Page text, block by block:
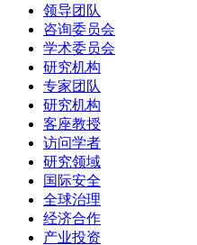
领导团队
咨询委员会
学术委员会
研究机构
专家团队
研究机构
客座教授
访问学者
研究领域
国际安全
全球治理
经济合作
产业投资